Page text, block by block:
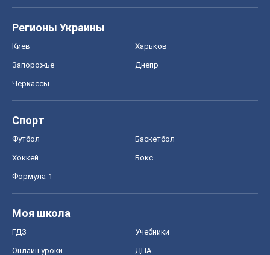
Регионы Украины
Киев Харьков
Запорожье Днепр
Черкассы
Спорт
Футбол Баскетбол
Хоккей Бокс
Формула-1
Моя школа
ГДЗ Учебники
Онлайн уроки ДПА